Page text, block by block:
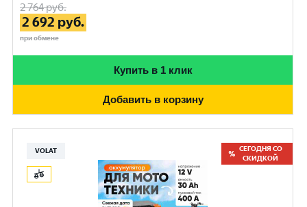
2 764руб.
2 692 руб.
при обмене
Купить в 1 клик
Добавить в корзину
VOLAT
СЕГОДНЯ СО
СКИДКОЙ